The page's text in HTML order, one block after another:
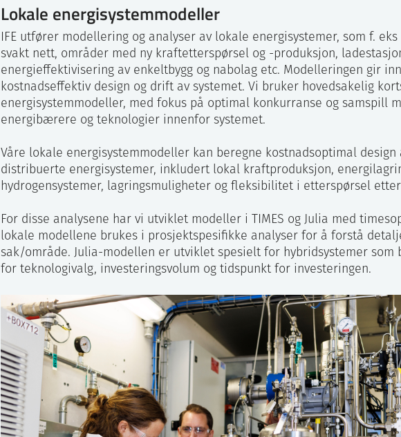
Lokale energisystemmodeller
IFE utfører modellering og analyser av lokale energisystemer, som f.
svakt nett, områder med ny kraftetterspørsel og -produksjon,
energieffektivisering av enkeltbygg og nabolag etc. Modelleringen gir
kostnadseffektiv design og drift av systemet. Vi bruker hovedsakelig
energisystemmodeller, med fokus på optimal konkurranse og samspill
energibærere og teknologier innenfor systemet.
Våre lokale energisystemmodeller kan beregne kostnadsoptimal design
distribuerte energisystemer, inkludert lokal kraftproduksjon,
hydrogensystemer, lagringsmuligheter og fleksibilitet i etterspørsel
For disse analysene har vi utviklet modeller i TIMES og Julia med
lokale modellene brukes i prosjektspesifikke analyser for å forstå
sak/område. Julia-modellen er utviklet spesielt for hybridsystemer som
for teknologivalg, investeringsvolum og tidspunkt for investeringen.